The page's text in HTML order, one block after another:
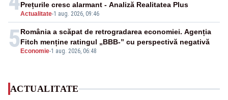
Actualitate-1 aug. 2026, 09:46
Prețurile cresc alarmant - Analiză Realitatea Plus
5 Economie-1 aug. 2026, 06:48
România a scăpat de retrogradarea economiei. Agenția
Fitch menține ratingul „BBB-” cu perspectivă negativă
ACTUALITATE